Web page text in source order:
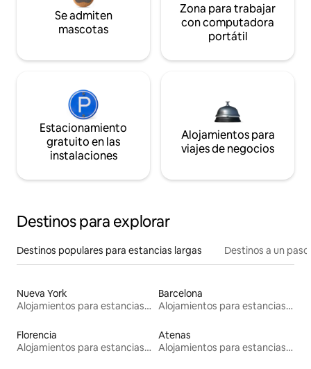
Se admiten
mascotas
Zona para trabajar
con computadora
portátil
Estacionamiento
gratuito en las
instalaciones
Alojamientos para
viajes de negocios
Destinos para explorar
Destinos populares para estancias largas Destinos a un
Nueva York
Alojamientos para estancias largas
Barcelona
Alojamientos para estancias largas
Florencia
Alojamientos para estancias largas
Atenas
Alojamientos para estancias largas